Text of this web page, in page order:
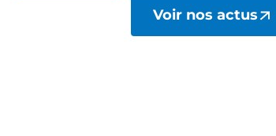
Voir nos actus